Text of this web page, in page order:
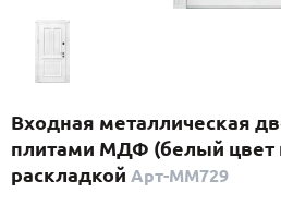
(29)
ПО НАЗНАЧЕНИЮ
ПО КОНСТРУКЦИИ
Входная металлическая
плитами МДФ (белый цвет
раскладкой Арт-ММ729